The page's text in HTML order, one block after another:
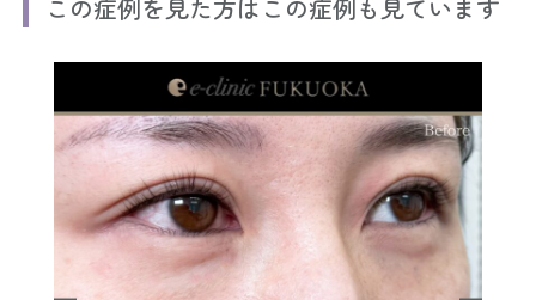
この症例を見た方はこの症例も見ています